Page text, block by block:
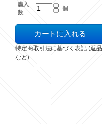
購入
数
個
特定商取引法に基づく表記 (返品
など)